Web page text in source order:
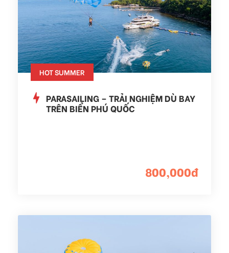
HOT SUMMER
PARASAILING – TRẢI NGHIỆM DÙ BAY
TRÊN BIỂN PHÚ QUỐC
800,000đ